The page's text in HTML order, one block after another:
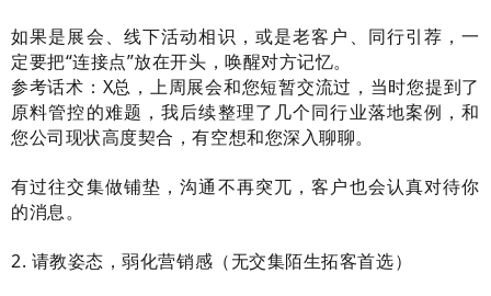
如果是展会、线下活动相识，或是老客户、同行引荐，一
定要把“连接点”放在开头，唤醒对方记忆。
参考话术：X总，上周展会和您短暂交流过，当时您提到了
原料管控的难题，我后续整理了几个同行业落地案例，和
您公司现状高度契合，有空想和您深入聊聊。
有过往交集做铺垫，沟通不再突兀，客户也会认真对待你
的消息。
2. 请教姿态，弱化营销感（无交集陌生拓客首选）